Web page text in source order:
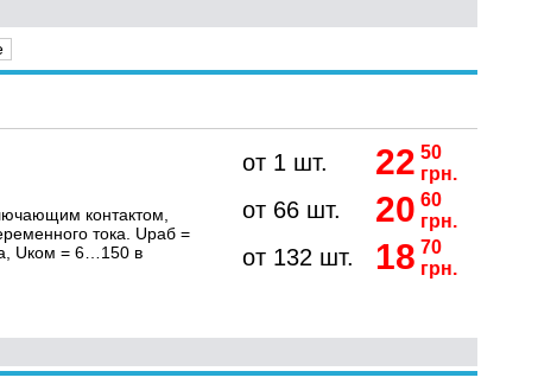
контактом,
тока. Uраб =
Uком = 6…150 в
от 1 шт. 22 50
грн.
от 66 шт. 20 60
грн.
от 132 шт. 18 70
грн.